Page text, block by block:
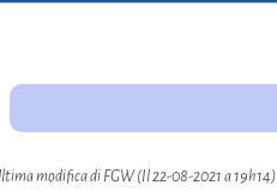
modifica di FGW (Il 22-08-2021 a 19h14)